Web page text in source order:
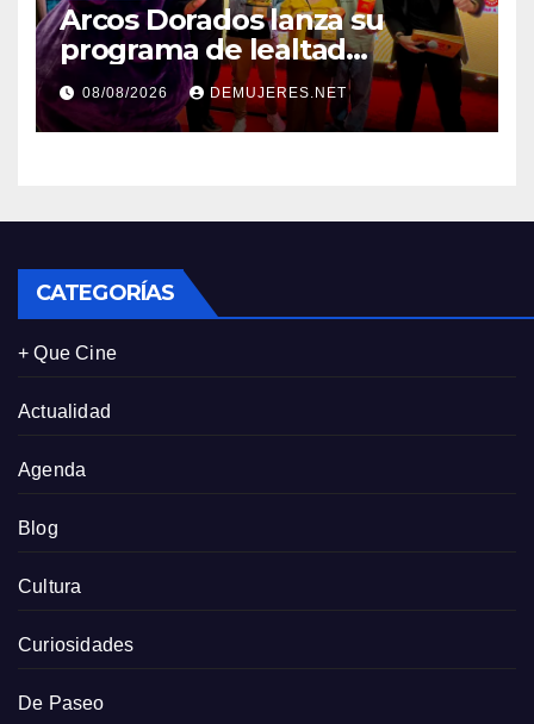
Arcos Dorados lanza su
programa de lealtad
‘MiMcDonald’s y reconoce a
tres de sus clientes más
leales de Panamá
08/08/2026 DEMUJERES.NET
CATEGORÍAS
+ Que Cine
Actualidad
Agenda
Blog
Cultura
Curiosidades
De Paseo